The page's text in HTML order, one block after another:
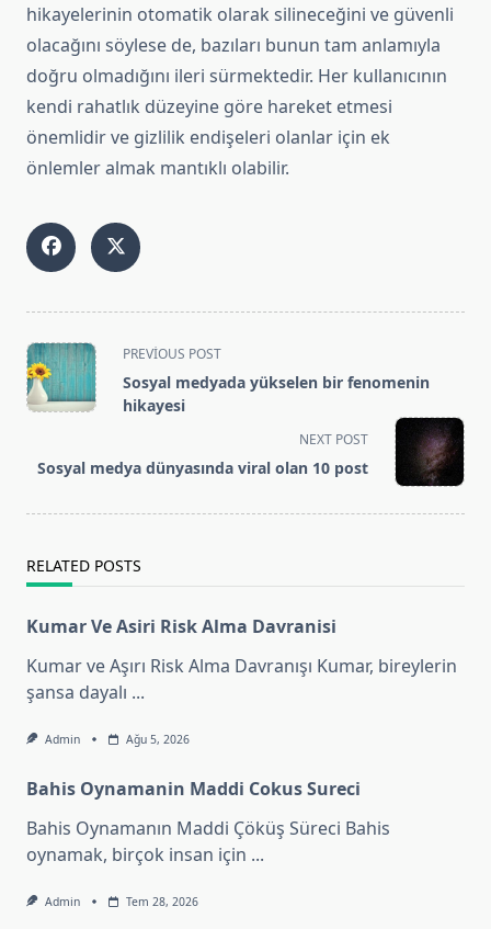
hikayelerinin otomatik olarak silineceğini ve güvenli
olacağını söylese de, bazıları bunun tam anlamıyla
doğru olmadığını ileri sürmektedir. Her kullanıcının
kendi rahatlık düzeyine göre hareket etmesi
önemlidir ve gizlilik endişeleri olanlar için ek
önlemler almak mantıklı olabilir.
<span
class="nav-
subtitle
reader-
text">Page</span>
PREVIOUS POST
Sosyal medyada yükselen bir fenomenin
hikayesi
NEXT POST
Sosyal medya dünyasında viral olan 10 post
RELATED POSTS
Kumar Ve Asiri Risk Alma Davranisi
Kumar ve Aşırı Risk Alma Davranışı Kumar, bireylerin
şansa dayalı ...
Admin Ağu 5, 2026
Bahis Oynamanin Maddi Cokus Sureci
Bahis Oynamanın Maddi Çöküş Süreci Bahis
oynamak, birçok insan için ...
Admin Tem 28, 2026